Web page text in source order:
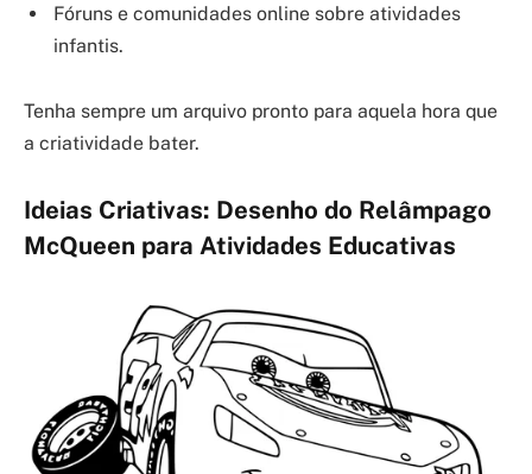
Fóruns e comunidades online sobre atividades
infantis.
Tenha sempre um arquivo pronto para aquela hora que
a criatividade bater.
Ideias Criativas: Desenho do Relâmpago
McQueen para Atividades Educativas